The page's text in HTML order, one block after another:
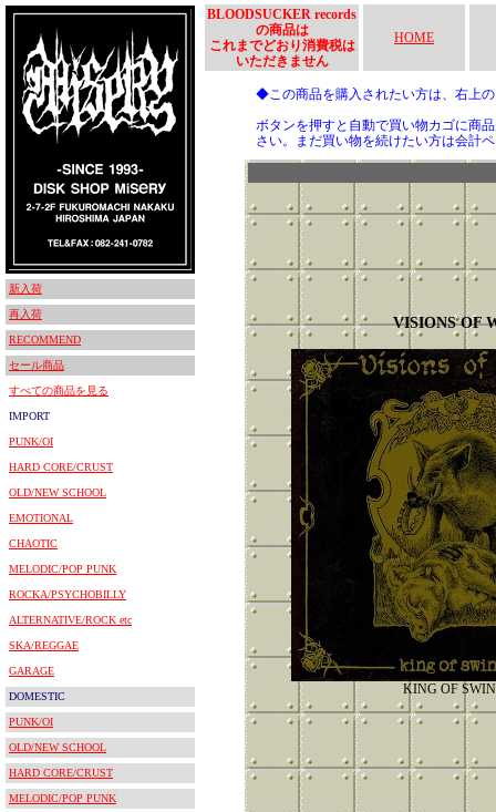
新入荷
再入荷
RECOMMEND
セール商品
すべての商品を見る
IMPORT
PUNK/OI
HARD CORE/CRUST
OLD/NEW SCHOOL
EMOTIONAL
CHAOTIC
MELODIC/POP PUNK
ROCKA/PSYCHOBILLY
ALTERNATIVE/ROCK etc
SKA/REGGAE
GARAGE
DOMESTIC
PUNK/OI
OLD/NEW SCHOOL
HARD CORE/CRUST
MELODIC/POP PUNK
BLOODSUCKER records
の商品は
これまでどおり消費税は
いただきません
HOME
◆この商品を購入されたい方は、右上
ボタンを押すと自動で買い物カゴに商
さい。まだ買い物を続けたい方は会計
VISIONS OF
KING OF